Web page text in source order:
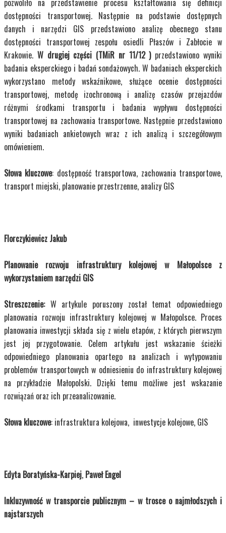
pozwoliło na przedstawienie procesu kształtowania się definicji
dostępności transportowej. Następnie na podstawie dostępnych
danych i narzędzi GIS przedstawiono analizę obecnego stanu
dostępności transportowej zespołu osiedli Płaszów i Zabłocie w
Krakowie. W drugiej części (TMiR nr 11/12 )przedstawiono wyniki
badania eksperckiego i badań sondażowych. W badaniach eksperckich
wykorzystano metody wskaźnikowe, służące ocenie dostępności
transportowej, metodę izochronową i analizę czasów przejazdów
różnymi środkami transportu i badania wypływu dostępności
transportowej na zachowania transportowe. Następnie przedstawiono
wyniki badaniach ankietowych wraz z ich analizą i szczegółowym
omówieniem.
Słowa kluczowe: dostępność transportowa, zachowania transportowe,
transport miejski, planowanie przestrzenne, analizy GIS
Florczykiewicz Jakub
Planowanie rozwoju infrastruktury kolejowej w Małopolsce z
wykorzystaniem narzędzi GIS
Streszczenie:W artykule poruszony został temat odpowiedniego
planowania rozwoju infrastruktury kolejowej w Małopolsce. Proces
planowania inwestycji składa się z wielu etapów, z których pierwszym
jest jej przygotowanie. Celem artykułu jest wskazanie ścieżki
odpowiedniego planowania opartego na analizach i wytypowaniu
problemów transportowych w odniesieniu do infrastruktury kolejowej
na przykładzie Małopolski. Dzięki temu możliwe jest wskazanie
rozwiązań oraz ich przeanalizowanie.
Słowa kluczowe: infrastruktura kolejowa, inwestycje kolejowe, GIS
Edyta Boratyńska-Karpiej, Paweł Engel
Inkluzywność w transporcie publicznym – w trosce o najmłodszych i
najstarszych